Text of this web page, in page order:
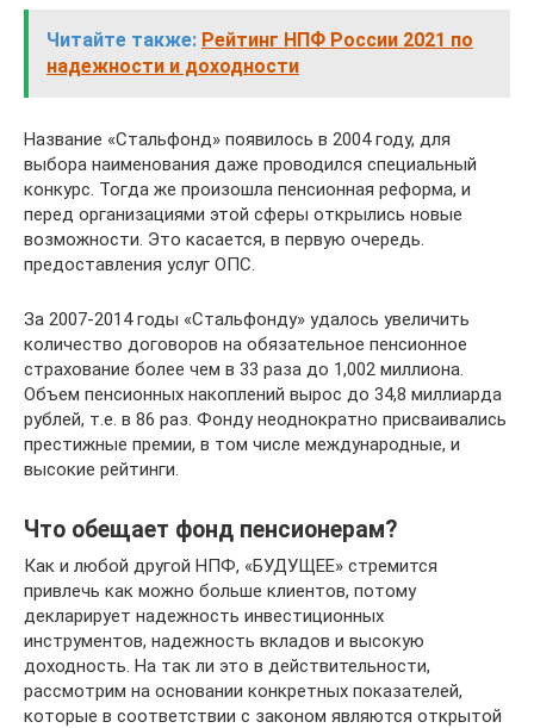
Читайте также: Рейтинг НПФ России 2021 по
надежности и доходности
Название «Стальфонд» появилось в 2004 году, для
выбора наименования даже проводился специальный
конкурс. Тогда же произошла пенсионная реформа, и
перед организациями этой сферы открылись новые
возможности. Это касается, в первую очередь.
предоставления услуг ОПС.
За 2007-2014 годы «Стальфонду» удалось увеличить
количество договоров на обязательное пенсионное
страхование более чем в 33 раза до 1,002 миллиона.
Объем пенсионных накоплений вырос до 34,8 миллиарда
рублей, т.е. в 86 раз. Фонду неоднократно присваивались
престижные премии, в том числе международные, и
высокие рейтинги.
Что обещает фонд пенсионерам?
Как и любой другой НПФ, «БУДУЩЕЕ» стремится
привлечь как можно больше клиентов, потому
декларирует надежность инвестиционных
инструментов, надежность вкладов и высокую
доходность. На так ли это в действительности,
рассмотрим на основании конкретных показателей,
которые в соответствии с законом являются открытой